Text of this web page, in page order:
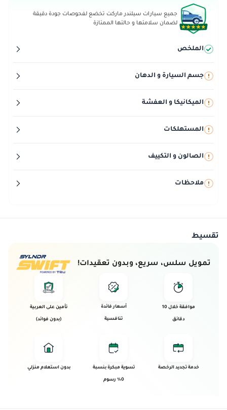
جميع سيارات سيلندر ماركت تخضع لفحوصات جودة دقيقة
لضمان سلامتها و حالتها الممتازة
الملخص
جسم السيارة و الدهان
الميكانيكا و العفشة
المستهلكات
الصالون و التكييف
ملاحظات
تقسيط
تمويل سلس، سريع، وبدون تعقيدات!
موافقة خلال 10
دقائق
أسعار فائدة
تنافسية
تأمين على العربية
(بدون فوائد)
خدمة تجديد الرخصة تسوية مبكرة بنسبة
0% رسوم
بدون استعلام منزلي